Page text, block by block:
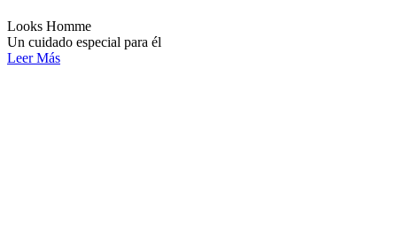
Looks Homme
Un cuidado especial para él
Leer Más